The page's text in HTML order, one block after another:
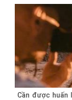
Cần được